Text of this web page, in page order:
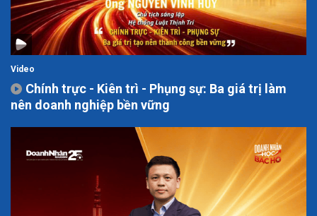
Video
Chính trực - Kiên trì - Phụng sự: Ba giá trị làm
nên doanh nghiệp bền vững